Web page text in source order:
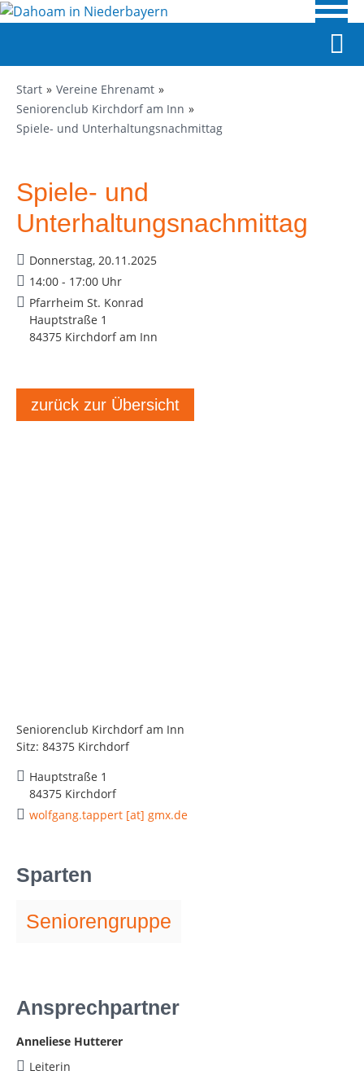
Start
Vereine Ehrenamt
Seniorenclub Kirchdorf am Inn
Spiele- und Unterhaltungsnachmittag
Seniorenclub Kirchdorf am Inn
Sitz: 84375 Kirchdorf
Hauptstraße 1
84375 Kirchdorf
wolfgang.tappert [at] gmx.de
Sparten
Seniorengruppe
Spiele- und
Unterhaltungsnachmittag
Donnerstag, 20.11.2025
14:00 - 17:00 Uhr
Pfarrheim St. Konrad
Hauptstraße 1
84375 Kirchdorf am Inn
zurück zur Übersicht
Ansprechpartner
Anneliese Hutterer
Leiterin